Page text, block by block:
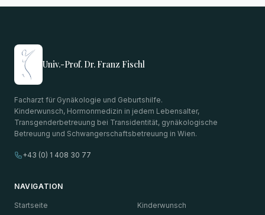
Univ.-Prof. Dr. Franz Fischl
Facharzt für Gynäkologie und Geburtshilfe.
Kinderwunsch, Hormonmedizin in jedem Lebensalter,
Transgenderbetreuung bei Transidentität, gynäkologische
Betreuung und Schwangerschaftsbetreuung in Wien.
+43 (0) 1 408 30 77
NAVIGATION
Startseite
Kinderwunsch